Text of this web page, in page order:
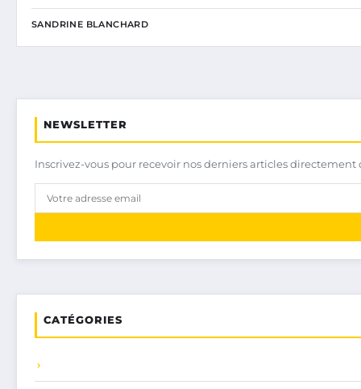
SANDRINE BLANCHARD
NEWSLETTER
Inscrivez-vous pour recevoir nos derniers articles
CATÉGORIES